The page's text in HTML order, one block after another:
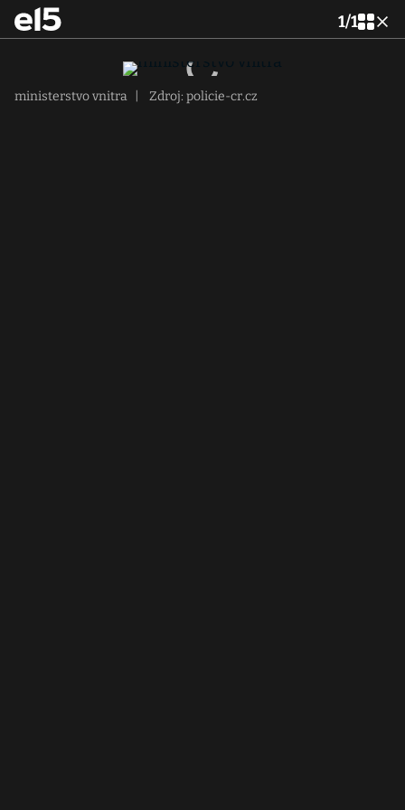
1/1
ministerstvo vnitra Zdroj: policie-cr.cz